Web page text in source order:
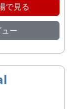
で見る
ー